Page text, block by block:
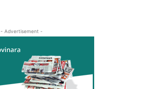
- Advertisement -